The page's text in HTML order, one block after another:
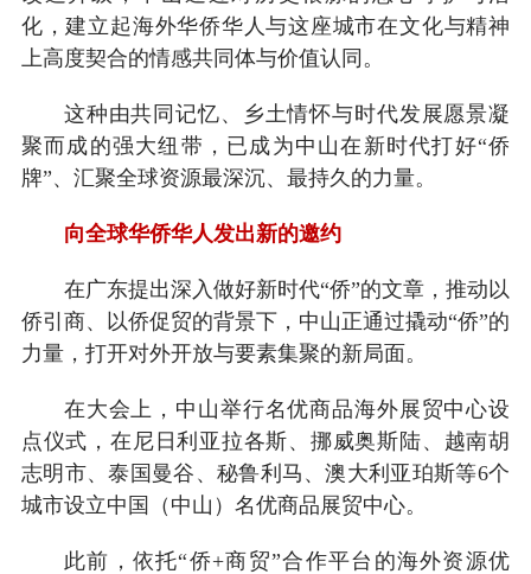
化，建立起海外华侨华人与这座城市在文化与精神
上高度契合的情感共同体与价值认同。
这种由共同记忆、乡土情怀与时代发展愿景凝
聚而成的强大纽带，已成为中山在新时代打好“侨
牌”、汇聚全球资源最深沉、最持久的力量。
向全球华侨华人发出新的邀约
在广东提出深入做好新时代“侨”的文章，推动以
侨引商、以侨促贸的背景下，中山正通过撬动“侨”的
力量，打开对外开放与要素集聚的新局面。
在大会上，中山举行名优商品海外展贸中心设
点仪式，在尼日利亚拉各斯、挪威奥斯陆、越南胡
志明市、泰国曼谷、秘鲁利马、澳大利亚珀斯等6个
城市设立中国（中山）名优商品展贸中心。
此前，依托“侨+商贸”合作平台的海外资源优